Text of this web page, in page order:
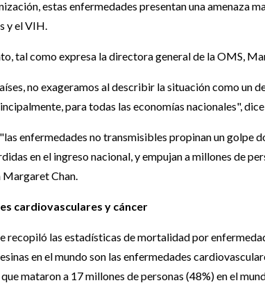
estas enfermedades presentan una amenaza
y el VIH.
tal como expresa la directora general de la OMS,
no exageramos al describir la situación como un
para todas las economías nacionales",
enfermedades no transmisibles propinan un golpe
en el ingreso nacional, y empujan a millones de
Chan.
cardiovasculares y cáncer
recopiló las estadísticas de mortalidad por
en el mundo son las enfermedades
mataron a 17 millones de personas (48%) en el